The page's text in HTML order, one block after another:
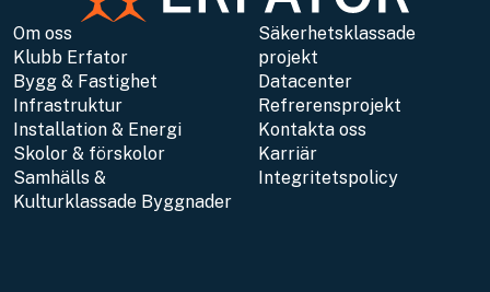
Om oss
Klubb Erfator
Bygg & Fastighet
Infrastruktur
Installation & Energi
Skolor & förskolor
Samhälls &
Kulturklassade Byggnader
Säkerhetsklassade
projekt
Datacenter
Refrerensprojekt
Kontakta oss
Karriär
Integritetspolicy